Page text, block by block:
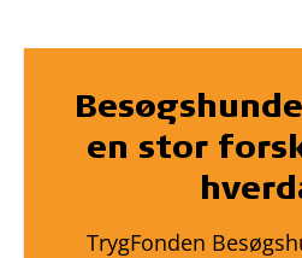
en stor
TrygFonden